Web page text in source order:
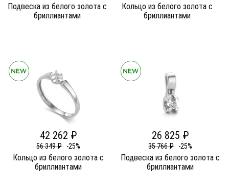
Подвеска из белого золота c
бриллиантами
Кольцо из белого золота c
бриллиантами
42 262 ₽
56 349 ₽ -25%
Кольцо из белого золота c
бриллиантами
26 825 ₽
35 766 ₽ -25%
Подвеска из белого золота c
бриллиантами